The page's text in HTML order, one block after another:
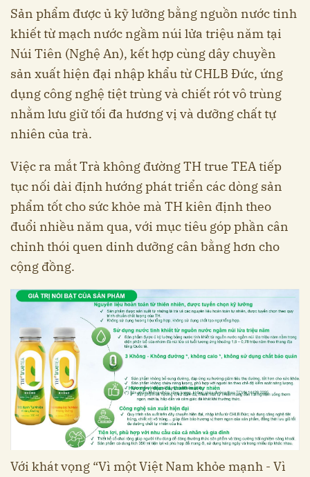
Sản phẩm được ủ kỹ lưỡng bằng nguồn nước tinh
khiết từ mạch nước ngầm núi lửa triệu năm tại
Núi Tiên (Nghệ An), kết hợp cùng dây chuyền
sản xuất hiện đại nhập khẩu từ CHLB Đức, ứng
dụng công nghệ tiệt trùng và chiết rót vô trùng
nhằm lưu giữ tối đa hương vị và dưỡng chất tự
nhiên của trà.
Việc ra mắt Trà không đường TH true TEA tiếp
tục nối dài định hướng phát triển các dòng sản
phẩm tốt cho sức khỏe mà TH kiên định theo
đuổi nhiều năm qua, với mục tiêu góp phần cân
chỉnh thói quen dinh dưỡng cân bằng hơn cho
cộng đồng.
Với khát vọng “Vì một Việt Nam khỏe mạnh - Vì